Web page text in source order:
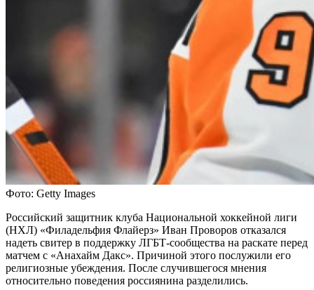
Фото: Getty Images
Российский защитник клуба Национальной хоккейной лиги
(НХЛ) «Филадельфия Флайерз» Иван Проворов отказался
надеть свитер в поддержку ЛГБТ-сообщества на раскате перед
матчем с «Анахайм Дакс». Причиной этого послужили его
религиозные убеждения. После случившегося мнения
относительно поведения россиянина разделились.